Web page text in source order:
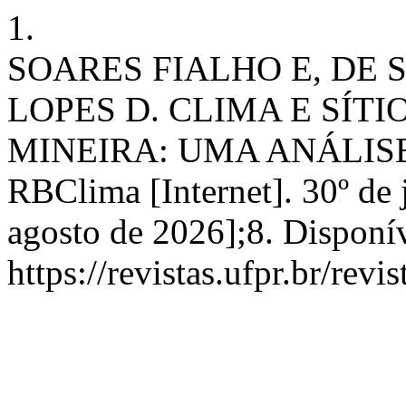
1.
SOARES FIALHO E, DE
LOPES D. CLIMA E
MINEIRA: UMA
RBClima [Internet]. 30º de
agosto de 2026];8.
https://revistas.ufpr.br/